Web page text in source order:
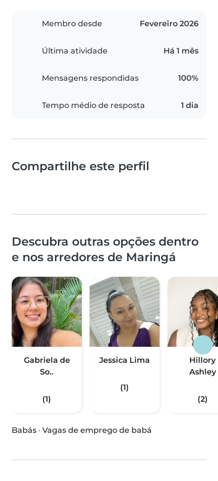
Membro desde Fevereiro 2026
Última atividade Há 1 mês
Mensagens respondidas 100%
Tempo médio de resposta 1 dia
Compartilhe este perfil
Descubra outras opções dentro
e nos arredores de Maringá
Gabriela de
So..
(1)
Jessica Lima
(1)
Hillory
Ashley
(2)
Babás · Vagas de emprego de babá